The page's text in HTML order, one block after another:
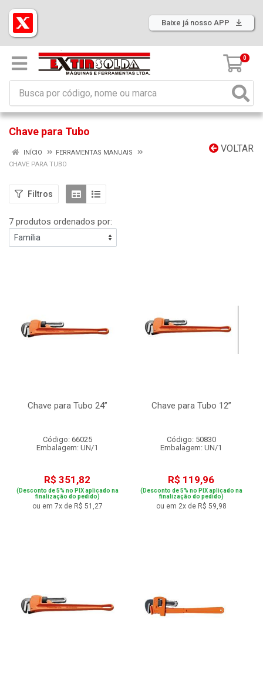
Baixe já nosso APP
0
Chave para Tubo
VOLTAR
INÍCIO
FERRAMENTAS MANUAIS
CHAVE PARA TUBO
Filtros
7 produtos ordenados por:
Chave para Tubo 24”
Código: 66025
Embalagem: UN/1
R$ 351,82
(Desconto de 5% no PIX aplicado na
finalização do pedido)
ou em 7x de R$ 51,27
Chave para Tubo 12”
Código: 50830
Embalagem: UN/1
R$ 119,96
(Desconto de 5% no PIX aplicado na
finalização do pedido)
ou em 2x de R$ 59,98